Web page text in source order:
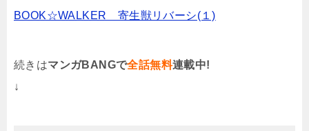
BOOK☆WALKER 寄生獣リバーシ(１)
続きはマンガBANGで全話無料連載中!
↓